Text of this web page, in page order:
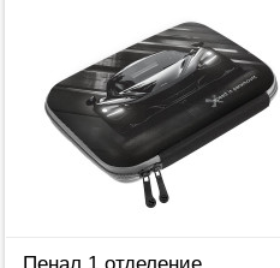
Пенал 1 отделение